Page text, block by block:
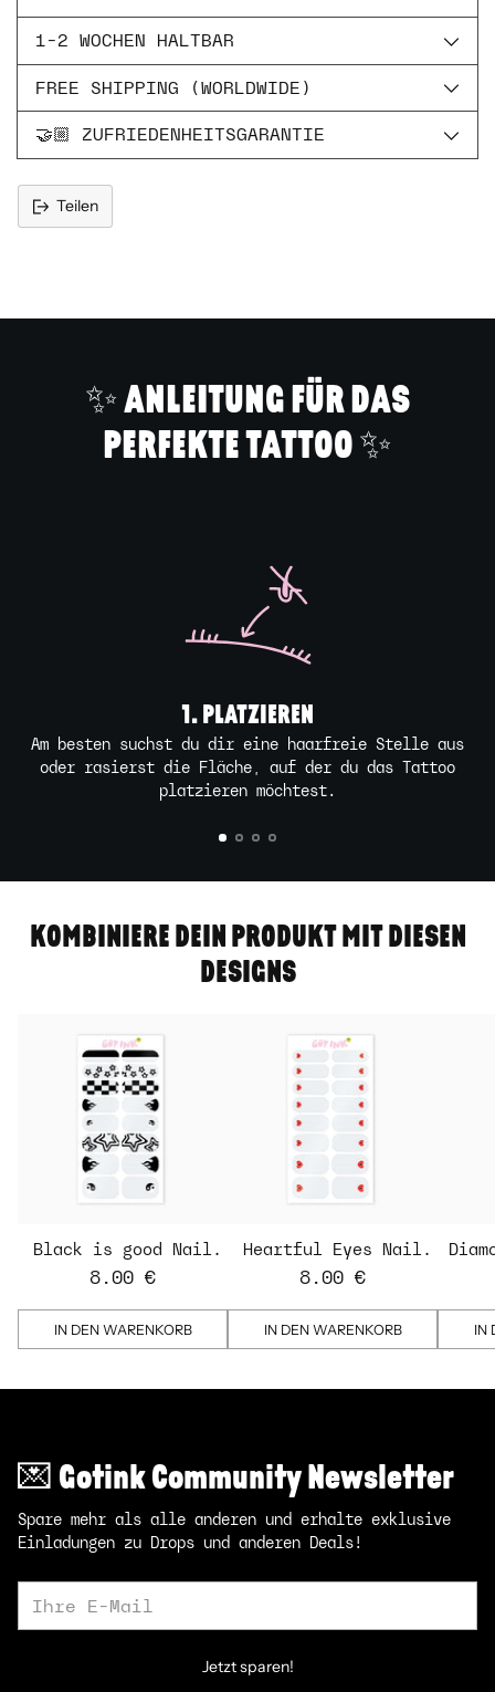
1-2 WOCHEN HALTBAR
FREE SHIPPING (WORLDWIDE)
🤝🏼 ZUFRIEDENHEITSGARANTIE
Teilen
✨ ANLEITUNG FÜR DAS
PERFEKTE TATTOO ✨
1. PLATZIEREN
Am besten suchst du dir eine haarfreie Stelle aus
oder rasierst die Fläche, auf der du das Tattoo
platzieren möchtest.
KOMBINIERE DEIN PRODUKT MIT DIESEN
DESIGNS
Black is good Nail
Strips
8.00 €
IN DEN WARENKORB
Heartful Eyes Nail
Strips - transparent
8.00 €
IN DEN WARENKORB IN
💌 Gotink Community Newsletter
Spare mehr als alle anderen und erhalte exklusive
Einladungen zu Drops und anderen Deals!
E-
Jetzt sparen!